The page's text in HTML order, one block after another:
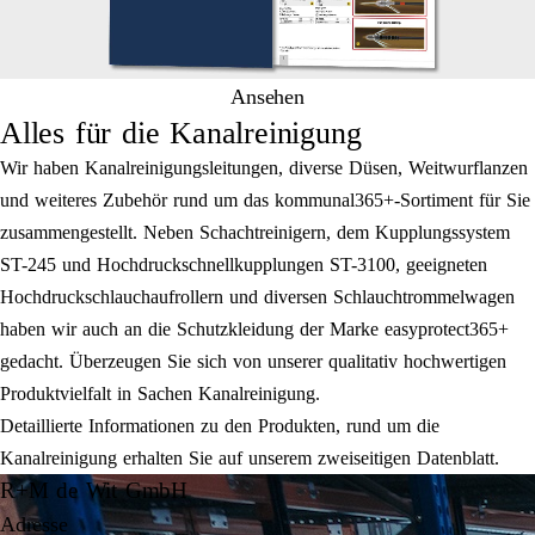
Ansehen
Alles für die Kanalreinigung
Wir haben Kanalreinigungsleitungen, diverse Düsen, Weitwurflanzen
und weiteres Zubehör rund um das kommunal365+-Sortiment für Sie
zusammengestellt. Neben Schachtreinigern, dem Kupplungssystem
ST-245 und Hochdruckschnellkupplungen ST-3100, geeigneten
Hochdruckschlauchaufrollern und diversen Schlauchtrommelwagen
haben wir auch an die Schutzkleidung der Marke easyprotect365+
gedacht. Überzeugen Sie sich von unserer qualitativ hochwertigen
Produktvielfalt in Sachen Kanalreinigung.
Detaillierte Informationen zu den Produkten, rund um die
Kanalreinigung erhalten Sie auf unserem zweiseitigen Datenblatt.
R+M de Wit GmbH
Adresse